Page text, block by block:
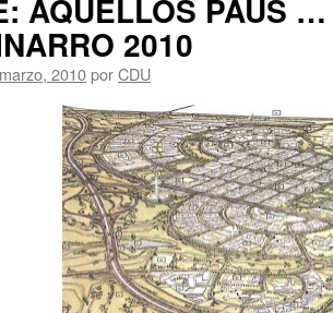
AQUELLOS PAUS
2010
2010porCDU